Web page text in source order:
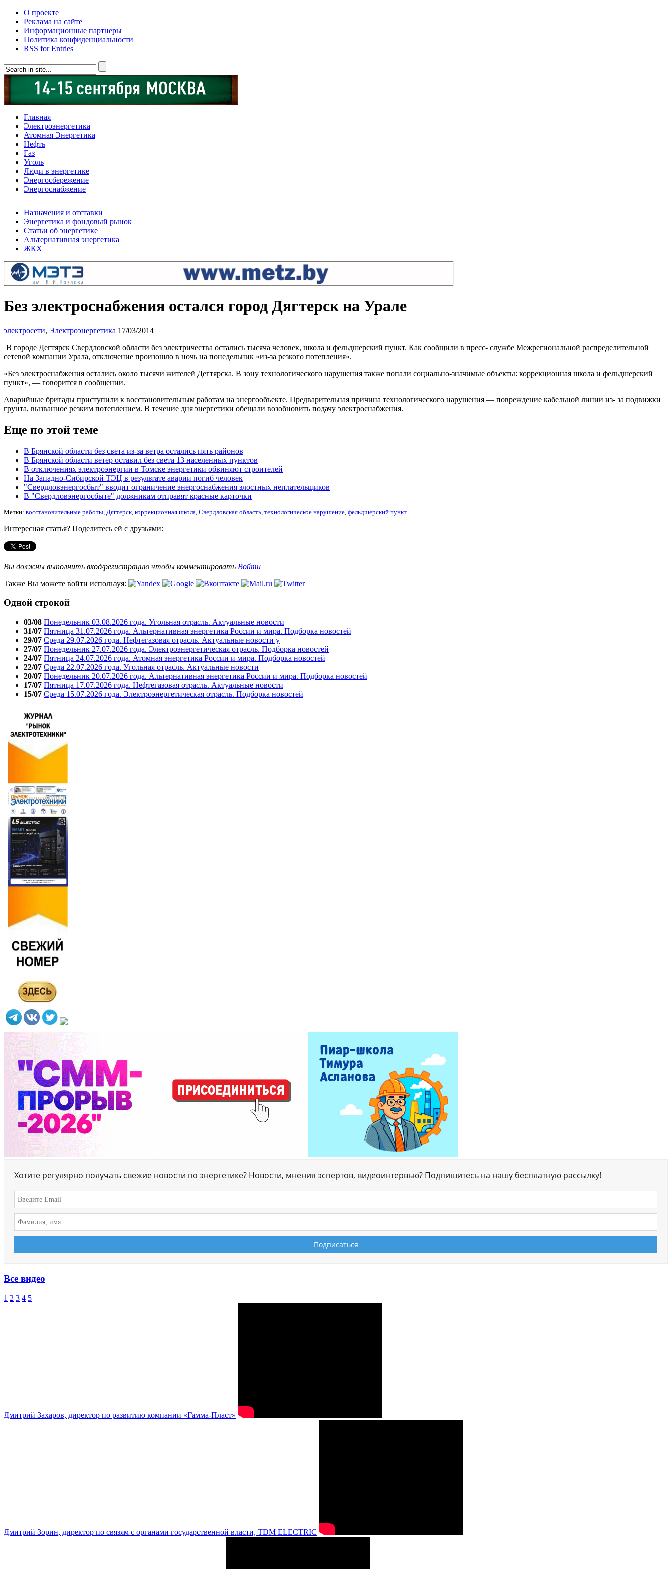
О проекте
Реклама на сайте
Информационные партнеры
Политика конфиденциальности
RSS for Entries
Главная
Электроэнергетика
Атомная Энергетика
Нефть
Газ
Уголь
Люди в энергетике
Энергосбережение
Энергоснабжение
Назначения и отставки
Энергетика и фондовый рынок
Статьи об энергетике
Альтернативная энергетика
ЖКХ
Без электроснабжения остался город Дягтерск на Урале
электросети, Электроэнергетика 17/03/2014
В городе Дегтярск Свердловской области без электричества остались тысяча человек, школа и фельдшерский пункт. Как сообщили в пресс- службе Межрегиональной распределительной
сетевой компании Урала, отключение произошло в ночь на понедельник «из-за резкого потепления».
«Без электроснабжения остались около тысячи жителей Дегтярска. В зону технологического нарушения также попали социально-значимые объекты: коррекционная школа и фельдшерский
пункт», — говорится в сообщении.
Аварийные бригады приступили к восстановительным работам на энергообъекте. Предварительная причина технологического нарушения — повреждение кабельной линии из- за подвижки
грунта, вызванное резким потеплением. В течение дня энергетики обещали возобновить подачу электроснабжения.
Еще по этой теме
В Брянской области без света из-за ветра остались пять районов
В Брянской области ветер оставил без света 13 населенных пунктов
В отключениях электроэнергии в Томске энергетики обвиняют строителей
На Западно-Сибирской ТЭЦ в результате аварии погиб человек
"Свердловэнергосбыт" вводит ограничение энергоснабжения злостных неплательщиков
В "Свердловэнергосбыте" должникам отправят красные карточки
Метки: восстановительные работы Дягтерск коррекционная школа Свердловская область технологическое нарушение фельдшерский пункт
Интересная статья? Поделитесь ей с друзьями:
Вы должны выполнить вход/регистрацию чтобы комментировать Войти
Также Вы можете войти используя:
Одной строкой
03/08 Понедельник 03.08.2026 года. Угольная отрасль. Актуальные новости
31/07 Пятница 31.07.2026 года. Альтернативная энергетика России и мира. Подборка новостей
29/07 Среда 29.07.2026 года. Нефтегазовая отрасль. Актуальные новости у
27/07 Понедельник 27.07.2026 года. Электроэнергетическая отрасль. Подборка новостей
24/07 Пятница 24.07.2026 года. Атомная энергетика России и мира. Подборка новостей
22/07 Среда 22.07.2026 года. Угольная отрасль. Актуальные новости
20/07 Понедельник 20.07.2026 года. Альтернативная энергетика России и мира. Подборка новостей
17/07 Пятница 17.07.2026 года. Нефтегазовая отрасль. Актуальные новости
15/07 Среда 15.07.2026 года. Электроэнергетическая отрасль. Подборка новостей
Хотите регулярно получать свежие новости по энергетике? Новости, мнения эспертов, видеоинтервью? Подпишитесь на нашу бесплатную рассылку!
Все видео
1 2 3 4 5
Дмитрий Захаров, директор по развитию компании «Гамма-Пласт»
Дмитрий Зорин, директор по связям с органами государственной власти, TDM ELECTRIC